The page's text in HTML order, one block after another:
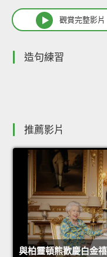
觀賞完整影片
造句練習
推薦影片
與柏靈頓熊歡慶白金